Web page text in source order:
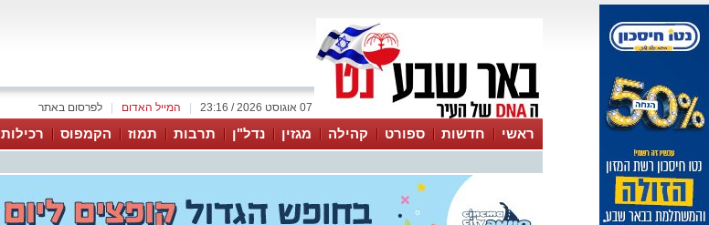
לפרסום באתר המייל האדום 07 אוגוסט 2026 / 23:16
ראשי חדשות ספורט קהילה מגזין נדל"ן תרבות תמוז הקמפוס רכילות